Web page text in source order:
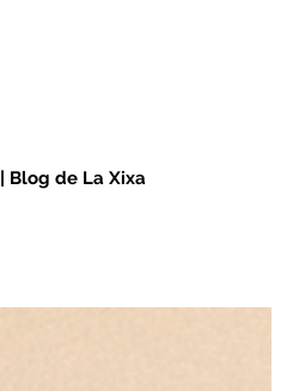
| Blog de La Xixa